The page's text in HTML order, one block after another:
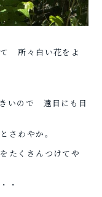
所々白い花をよ
いので 遠目にも目
さわやか。
たくさんつけてや
・